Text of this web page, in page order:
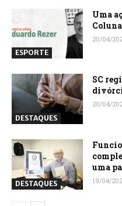
ESPORTE
Uma
20/04/
DESTAQUES
SC
20/04/
DESTAQUES
uma
19/04/